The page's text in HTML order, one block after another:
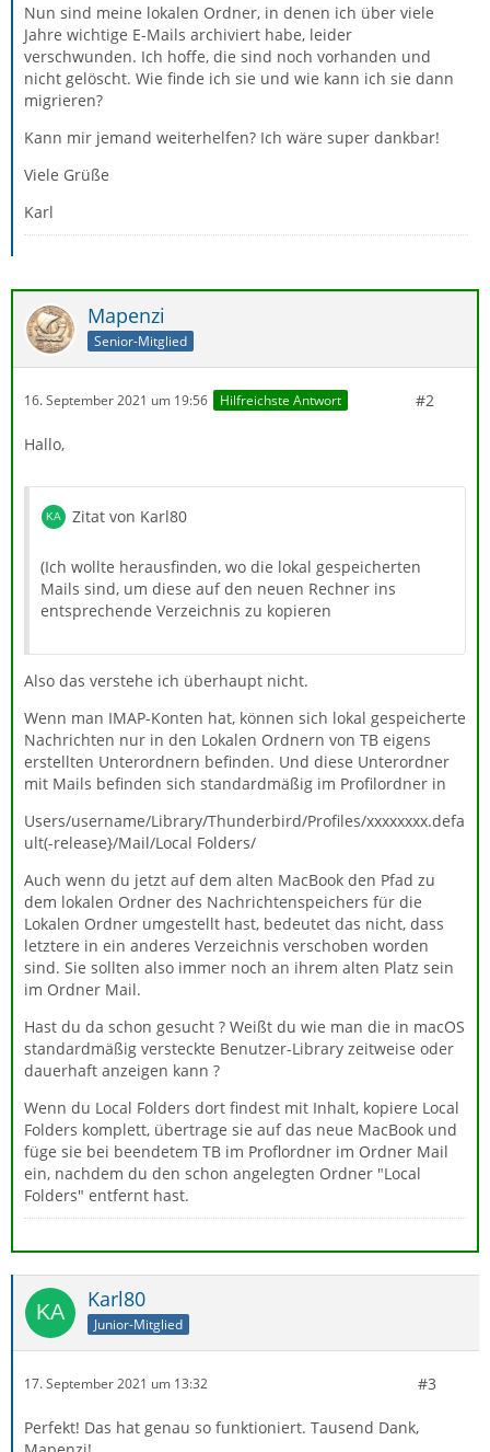
Nun sind meine lokalen Ordner, in denen ich über viele
Jahre wichtige E-Mails archiviert habe, leider
verschwunden. Ich hoffe, die sind noch vorhanden und
nicht gelöscht. Wie finde ich sie und wie kann ich sie dann
migrieren?
Kann mir jemand weiterhelfen? Ich wäre super dankbar!
Viele Grüße
Karl
Mapenzi
Senior-Mitglied
16. September 2021 um 19:56 Hilfreichste Antwort #2
Hallo,
Zitat von Karl80
(Ich wollte herausfinden, wo die lokal gespeicherten
Mails sind, um diese auf den neuen Rechner ins
entsprechende Verzeichnis zu kopieren
Also das verstehe ich überhaupt nicht.
Wenn man IMAP-Konten hat, können sich lokal gespeicherte
Nachrichten nur in den Lokalen Ordnern von TB eigens
erstellten Unterordnern befinden. Und diese Unterordner
mit Mails befinden sich standardmäßig im Profilordner in
Users/username/Library/Thunderbird/Profiles/xxxxxxxx.defa
ult(-release}/Mail/Local Folders/
Auch wenn du jetzt auf dem alten MacBook den Pfad zu
dem lokalen Ordner des Nachrichtenspeichers für die
Lokalen Ordner umgestellt hast, bedeutet das nicht, dass
letztere in ein anderes Verzeichnis verschoben worden
sind. Sie sollten also immer noch an ihrem alten Platz sein
im Ordner Mail.
Hast du da schon gesucht ? Weißt du wie man die in macOS
standardmäßig versteckte Benutzer-Library zeitweise oder
dauerhaft anzeigen kann ?
Wenn du Local Folders dort findest mit Inhalt, kopiere Local
Folders komplett, übertrage sie auf das neue MacBook und
füge sie bei beendetem TB im Proflordner im Ordner Mail
ein, nachdem du den schon angelegten Ordner "Local
Folders" entfernt hast.
Karl80
Junior-Mitglied
17. September 2021 um 13:32 #3
Perfekt! Das hat genau so funktioniert. Tausend Dank,